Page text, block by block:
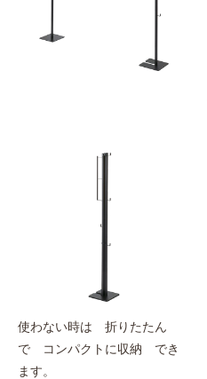
使わない時は 折りたたん
で コンパクトに収納 でき
ます。